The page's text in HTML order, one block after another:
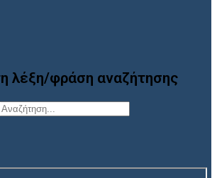
λέξη/φράση αναζήτησης